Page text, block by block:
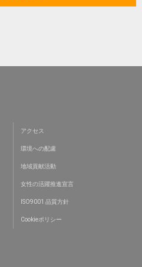
アクセス
環境への配慮
地域貢献活動
女性の活躍推進宣言
ISO9001 品質方針
Cookieポリシー